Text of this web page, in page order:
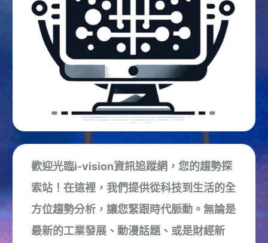
歡迎光臨i-vision資訊追蹤網，您的趨勢探
索站！在這裡，我們提供從科技到生活的全
方位趨勢分析，讓您緊跟時代脈動。無論是
最新的工業發展、動漫話題、或是財經新